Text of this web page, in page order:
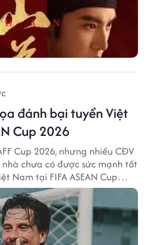
đánh bại tuyển Việt
Cup 2026
Cup 2026, nhưng nhiều CĐV
chưa có được sức mạnh tốt
Nam tại FIFA ASEAN Cup